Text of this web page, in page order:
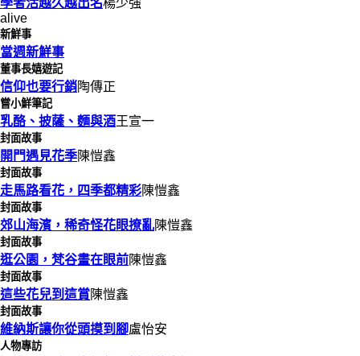
學者活越久越出名楊少強
alive
新鮮事
當週新鮮事
董事長嬉遊記
信仰也要行銷陶傳正
嘗小鮮筆記
乳酪、披薩、麵與酒王宣一
封面故事
開門遇見花季陳愷鑫
封面故事
走馬路看花，四季都精彩陳愷鑫
封面故事
郊山海濱，稀奇怪花眼撩亂陳愷鑫
封面故事
逛公園，梵谷畫在眼前陳愷鑫
封面故事
這些花兒到這賞陳愷鑫
封面故事
維納斯讓你從頭摸到腳盧怡安
人物專訪